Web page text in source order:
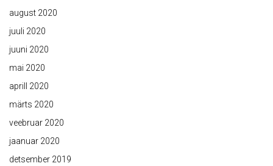
august 2020
juuli 2020
juuni 2020
mai 2020
aprill 2020
märts 2020
veebruar 2020
jaanuar 2020
detsember 2019